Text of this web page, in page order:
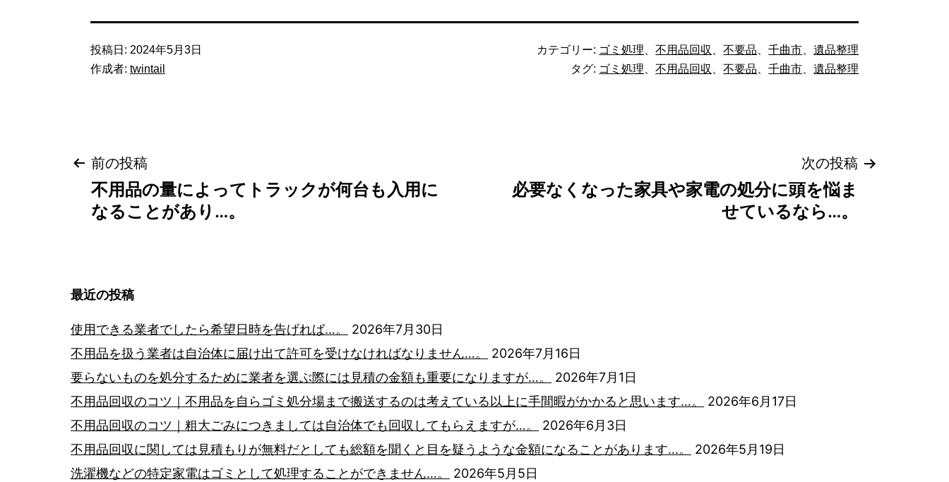
投稿日: 2024年5月3日
作成者: twintail
カテゴリー: ゴミ処理 、不用品回収 、不要品 、千曲市 、遺品整理
タグ: ゴミ処理 、不用品回収 、不要品 、千曲市 、遺品整理
投
稿
ビ
ゲ
ー
シ
ョ
ン
前の投稿
不用品の量によってトラックが何台も入用に
なることがあり…。
次の投稿
必要なくなった家具や家電の処分に頭を悩ま
せているなら…。
最近の投稿
使用できる業者でしたら希望日時を告げれば…。
2026年7月30日
不用品を扱う業者は自治体に届け出て許可を受けなければなりません…。
2026年7月16日
要らないものを処分するために業者を選ぶ際には見積の金額も重要になりますが…。
2026年7月1日
不用品回収のコツ｜不用品を自らゴミ処分場まで搬送するのは考えている以上に手間暇がかかると思います…。
2026年6月17日
不用品回収のコツ｜粗大ごみにつきましては自治体でも回収してもらえますが…。
2026年6月3日
不用品回収に関しては見積もりが無料だとしても総額を聞くと目を疑うような金額になることがあります…。
2026年5月19日
洗濯機などの特定家電はゴミとして処理することができません…。
2026年5月5日